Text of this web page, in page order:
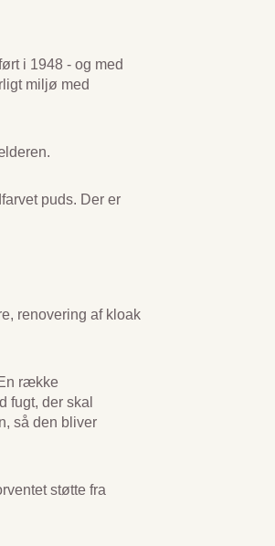
i 1948 - og med
miljø med
puds. Der er
renovering af kloak
række
fugt, der skal
så den bliver
støtte fra